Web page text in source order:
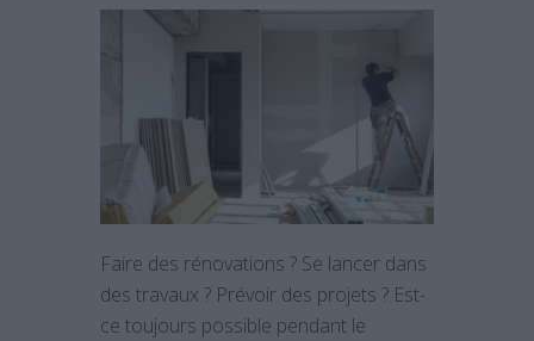
Faire des rénovations ? Se lancer dans
des travaux ? Prévoir des projets ? Est-
ce toujours possible pendant le